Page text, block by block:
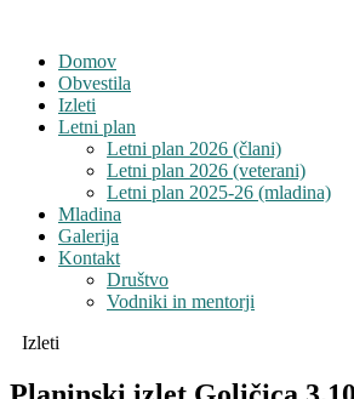
Domov
Obvestila
Izleti
Letni plan
Letni plan 2026 (člani)
Letni plan 2026 (veterani)
Letni plan 2025-26 (mladina)
Mladina
Galerija
Kontakt
Društvo
Vodniki in mentorji
Izleti